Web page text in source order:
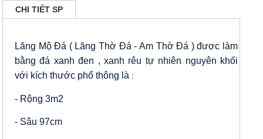
CHI TIẾT SP
Lăng Mộ Đá ( Lăng Thờ Đá - Am Thờ Đá ) được làm
bằng đá xanh đen , xanh rêu tự nhiên nguyên khối
với kích thước phổ thông là :
- Rộng 3m2
- Sâu 97cm